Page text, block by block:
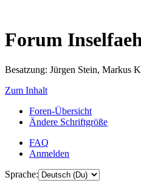
Forum
Besatzung: Jürgen Stein, Markus
Zum Inhalt
Foren-Übersicht
Ändere Schriftgröße
FAQ
Anmelden
Sprache: